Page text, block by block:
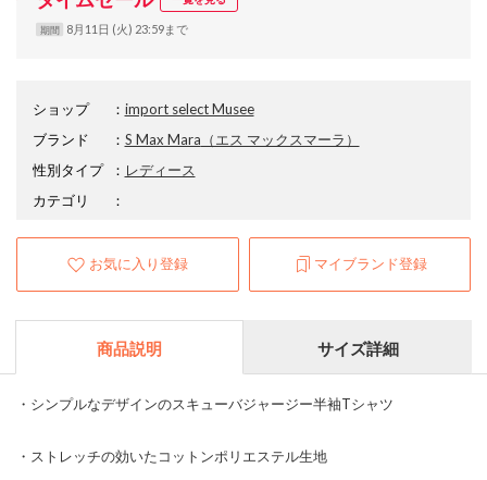
期間 8月11日 (火) 23:59まで
ショップ ： import select Musee
ブランド
： S Max Mara （エス マックスマーラ）
性別タイプ
： レディース
カテゴリ
：
お気に入り登録 マイブランド登録
商品説明 サイズ詳細
・シンプルなデザインのスキューバジャージー半袖Tシャツ
・ストレッチの効いたコットンポリエステル生地